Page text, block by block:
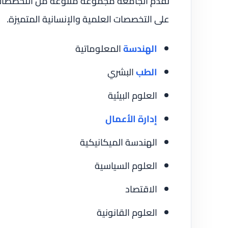
على التخصصات العلمية والإنسانية المتميزة.
الهندسةالمعلوماتية
الطبالبشري
العلوم البيئية
إدارة الأعمال
الهندسة الميكانيكية
العلوم السياسية
الاقتصاد
العلوم القانونية